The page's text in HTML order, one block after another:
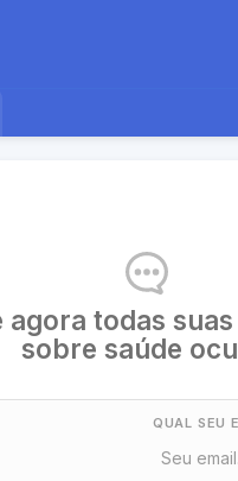
agora todas
sobre saúde
QUAL SEU